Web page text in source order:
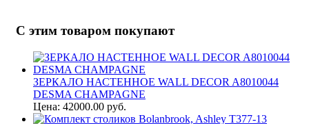
С этим товаром покупают
ЗЕРКАЛО НАСТЕННОЕ WALL DECOR A8010044
DESMA CHAMPAGNE
Цена: 42000.00 руб.